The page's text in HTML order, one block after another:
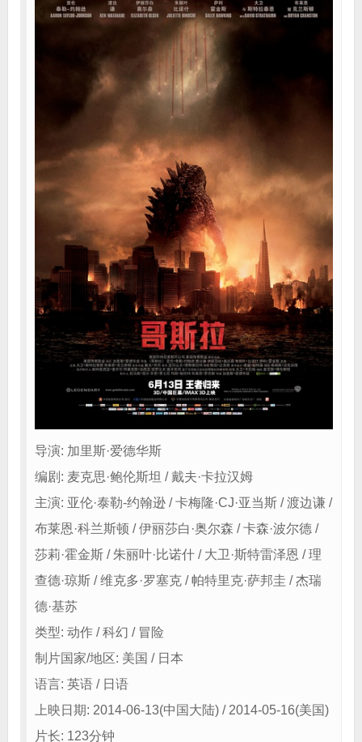
导演: 加里斯·爱德华斯
编剧: 麦克思·鲍伦斯坦 / 戴夫·卡拉汉姆
主演: 亚伦·泰勒-约翰逊 / 卡梅隆·CJ·亚当斯 / 渡边谦 /
布莱恩·科兰斯顿 / 伊丽莎白·奥尔森 / 卡森·波尔德 /
莎莉·霍金斯 / 朱丽叶·比诺什 / 大卫·斯特雷泽恩 / 理
查德·琼斯 / 维克多·罗塞克 / 帕特里克·萨邦圭 / 杰瑞
德·基苏
类型: 动作 / 科幻 / 冒险
制片国家/地区: 美国 / 日本
语言: 英语 / 日语
上映日期: 2014-06-13(中国大陆) / 2014-05-16(美国)
片长: 123分钟